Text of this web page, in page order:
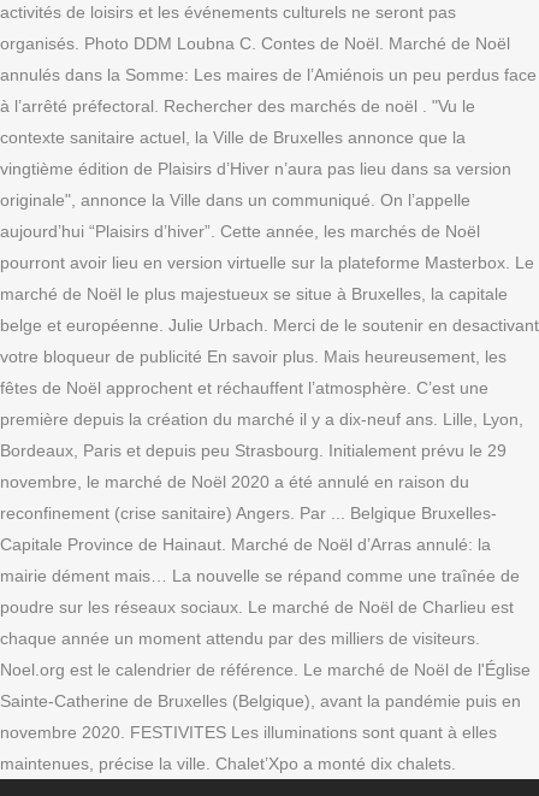
activités de loisirs et les événements culturels ne seront pas
organisés. Photo DDM Loubna C. Contes de Noël. Marché de Noël
annulés dans la Somme: Les maires de l’Amiénois un peu perdus face
à l’arrêté préfectoral. Rechercher des marchés de noël . "Vu le
contexte sanitaire actuel, la Ville de Bruxelles annonce que la
vingtième édition de Plaisirs d’Hiver n’aura pas lieu dans sa version
originale", annonce la Ville dans un communiqué. On l’appelle
aujourd’hui “Plaisirs d’hiver”. Cette année, les marchés de Noël
pourront avoir lieu en version virtuelle sur la plateforme Masterbox. Le
marché de Noël le plus majestueux se situe à Bruxelles, la capitale
belge et européenne. Julie Urbach. Merci de le soutenir en desactivant
votre bloqueur de publicité En savoir plus. Mais heureusement, les
fêtes de Noël approchent et réchauffent l’atmosphère. C’est une
première depuis la création du marché il y a dix-neuf ans. Lille, Lyon,
Bordeaux, Paris et depuis peu Strasbourg. Initialement prévu le 29
novembre, le marché de Noël 2020 a été annulé en raison du
reconfinement (crise sanitaire) Angers. Par ... Belgique Bruxelles-
Capitale Province de Hainaut. Marché de Noël d’Arras annulé: la
mairie dément mais… La nouvelle se répand comme une traînée de
poudre sur les réseaux sociaux. Le marché de Noël de Charlieu est
chaque année un moment attendu par des milliers de visiteurs.
Noel.org est le calendrier de référence. Le marché de Noël de l'Église
Sainte-Catherine de Bruxelles (Belgique), avant la pandémie puis en
novembre 2020. FESTIVITES Les illuminations sont quant à elles
maintenues, précise la ville. Chalet’Xpo a monté dix chalets.